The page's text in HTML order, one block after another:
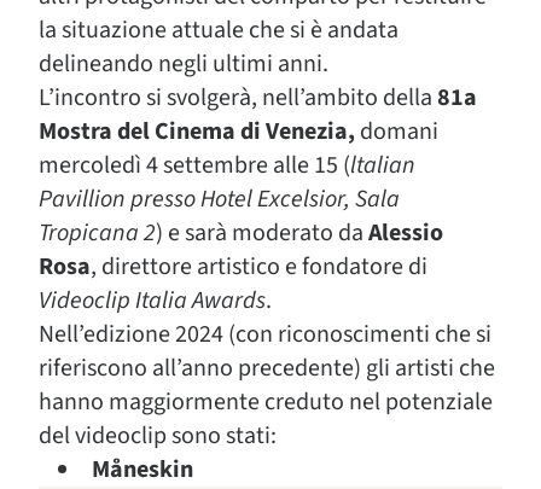
la situazione attuale che si è andata
delineando negli ultimi anni.
L’incontro si svolgerà, nell’ambito della81a
Mostra del Cinema di Venezia, domani
mercoledì 4 settembre alle 15 (ltalian
Pavillion presso Hotel Excelsior, Sala
Tropicana 2) e sarà moderato daAlessio
Rosa, direttore artistico e fondatore di
Videoclip Italia Awards.
Nell’edizione 2024 (con riconoscimenti che si
riferiscono all’anno precedente) gli artisti che
hanno maggiormente creduto nel potenziale
del videoclip sono stati:
Måneskin